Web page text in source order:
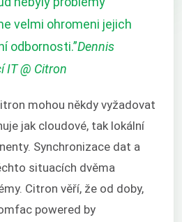
velmi ohromeni jejich
odbornosti.”Dennis
IT @ Citron
mohou někdy vyžadovat
jak cloudové, tak lokální
Synchronizace dat a
situacích dvěma
Citron věří, že od doby,
powered by